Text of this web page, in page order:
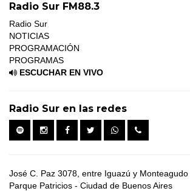
Radio Sur FM88.3
Radio Sur
NOTICIAS
PROGRAMACIÓN
PROGRAMAS
ESCUCHAR EN VIVO
Radio Sur en las redes
José C. Paz 3078, entre Iguazú y Monteagudo
Parque Patricios - Ciudad de Buenos Aires